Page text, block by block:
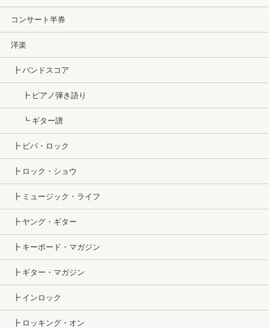
コンサート半券
洋楽
┣ バンドスコア
┣ ピアノ弾き語り
┗ ギター譜
┣ ビバ・ロック
┣ ロック・ショウ
┣ ミュージック・ライフ
┣ ヤング・ギター
┣ キーボード・マガジン
┣ ギター・マガジン
┣ インロック
┣ ロッキング・オン